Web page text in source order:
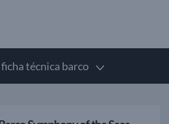
técnica barco